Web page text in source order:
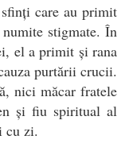
care au primit
stigmate. În
el a primit și rana
purtării crucii.
nici măcar fratele
și fiu spiritual al
cu zi.